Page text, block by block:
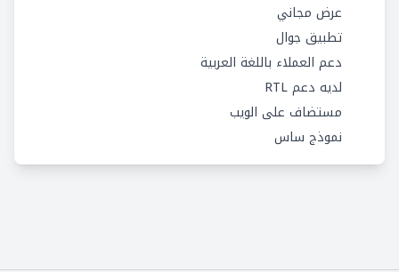
عرض مجاني
تطبيق جوال
دعم العملاء باللغة العربية
لديه دعم RTL
مستضاف على الويب
نموذج ساس